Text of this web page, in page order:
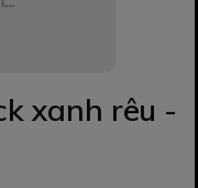
xanh rêu -